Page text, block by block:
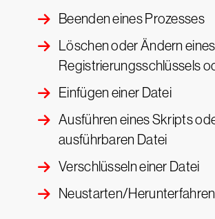
Beenden eines Prozesses
Löschen oder Ändern
Registrierungsschlüssels
Einfügen einer Datei
Ausführen eines Skripts
ausführbaren Datei
Verschlüsseln einer Datei
Neustarten/Herunterfahren